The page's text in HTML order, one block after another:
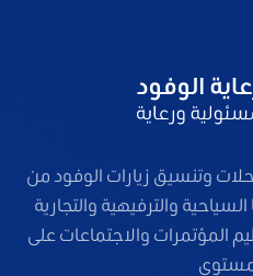
وتنسيق زيارات الوفود من
والترفيهية والتجارية
المؤتمرات والاجتماعات على
مستوى